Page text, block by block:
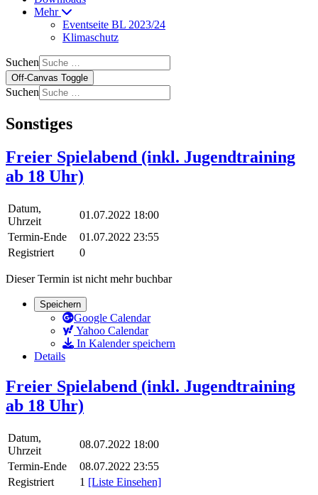
Mehr
Eventseite BL 2023/24
Klimaschutz
Suchen
Off-Canvas Toggle
Suchen
Sonstiges
Freier Spielabend (inkl. Jugendtraining
ab 18 Uhr)
Datum,
Uhrzeit
01.07.2022 18:00
Termin-Ende
01.07.2022 23:55
Registriert
0
Dieser Termin ist nicht mehr buchbar
Speichern
Google Calendar
Yahoo Calendar
In Kalender speichern
Details
Freier Spielabend (inkl. Jugendtraining
ab 18 Uhr)
Datum,
Uhrzeit
08.07.2022 18:00
Termin-Ende
08.07.2022 23:55
Registriert
1 [Liste Einsehen]